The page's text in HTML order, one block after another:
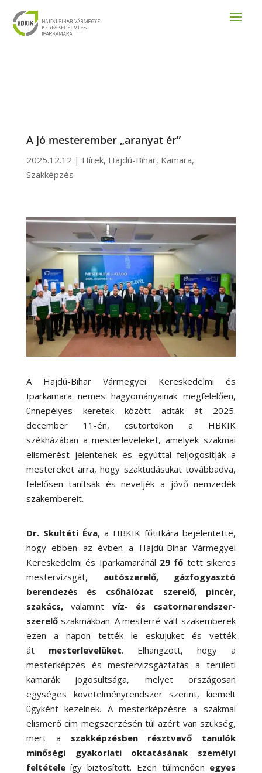
A jó mesterember „aranyat ér”
2025.12.12 | Hírek, Hajdú-Bihar, Kamara,
Szakképzés
A Hajdú-Bihar Vármegyei Kereskedelmi és
Iparkamara nemes hagyományainak megfelelően,
ünnepélyes keretek között adták át 2025.
december 11-én, csütörtökön a HBKIK
székházában a mesterleveleket, amelyek szakmai
elismerést jelentenek és egyúttal feljogosítják a
mestereket arra, hogy szaktudásukat továbbadva,
felelősen tanítsák és neveljék a jövő nemzedék
szakembereit.
Dr. Skultéti Éva, a HBKIK főtitkára bejelentette,
hogy ebben az évben a Hajdú-Bihar Vármegyei
Kereskedelmi és Iparkamaránál 29 fő tett sikeres
mestervizsgát, autószerelő, gázfogyasztó
berendezés és csőhálózat szerelő, pincér,
szakács,valamint víz- és csatornarendszer-
szerelő szakmákban. A mesterré vált szakemberek
ezen a napon tették le esküjüket és vették
át mesterlevelüket. Elhangzott, hogy a
mesterképzés és mestervizsgáztatás a területi
kamarák jogosultsága, melyet országosan
egységes követelményrendszer szerint, kiemelt
ügyként kezelnek. A mesterképzésre a szakmai
elismerő cím megszerzésén túl azért van szükség,
mert a szakképzésben résztvevő tanulók
minőségi gyakorlati oktatásának személyi
feltételeígy biztosított. Ezen túlmenően egyes